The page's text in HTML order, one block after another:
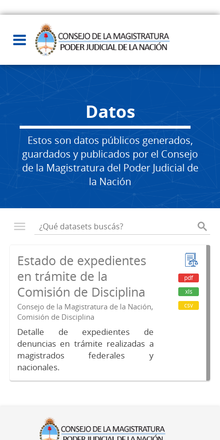
Datos
Estos son datos públicos generados,
guardados y publicados por el Consejo
de la Magistratura del Poder Judicial de
la Nación
Estado de expedientes
en trámite de la
Comisión de Disciplina
Consejo de la Magistratura de la Nación,
Comisión de Disciplina
Detalle de expedientes de
denuncias en trámite realizadas a
magistrados federales y
nacionales.
pdf
xls
csv